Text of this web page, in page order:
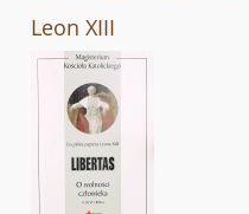
Leon XIII